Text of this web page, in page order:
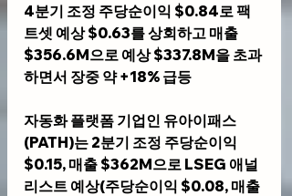
4분기 조정 주당순이익 $0.84로 팩
트셋 예상 $0.63를 상회하고 매출
$356.6M으로 예상 $337.8M을 초과
하면서 장중 약 +18% 급등
자동화 플랫폼 기업인 유아이패스
(PATH)는 2분기 조정 주당순이익
$0.15, 매출 $362M으로 LSEG 애널
리스트 예상(주당순이익 $0.08, 매출